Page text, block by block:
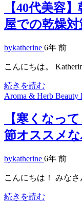
【40代美容
屋での乾燥対
bykatherine 6年 前
こんにちは。
続きを読む
Aroma & Herb Beauty
【寒くなっ
節オススメ
bykatherine 6年 前
こんにちは！ みな
続きを読む